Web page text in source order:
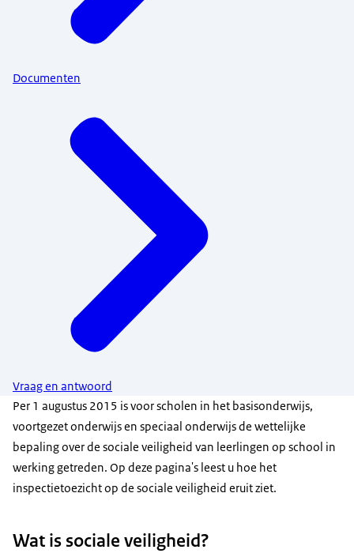
Documenten
Vraag en antwoord
Per 1 augustus 2015 is voor scholen in het basisonderwijs,
voortgezet onderwijs en speciaal onderwijs de wettelijke
bepaling over de sociale veiligheid van leerlingen op school in
werking getreden. Op deze pagina's leest u hoe het
inspectietoezicht op de sociale veiligheid eruit ziet.
Wat is sociale veiligheid?